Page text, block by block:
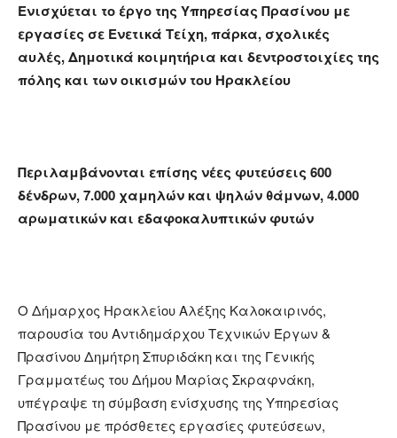
Ενισχύεται το έργο της Υπηρεσίας Πρασίνου με
εργασίες σε Ενετικά Τείχη, πάρκα, σχολικές
αυλές, Δημοτικά κοιμητήρια και δεντροστοιχίες της
πόλης και των οικισμών του Ηρακλείου
Περιλαμβάνονται επίσης νέες φυτεύσεις 600
δένδρων, 7.000 χαμηλών και ψηλών θάμνων, 4.000
αρωματικών και εδαφοκαλυπτικών φυτών
Ο Δήμαρχος Ηρακλείου Αλέξης Καλοκαιρινός,
παρουσία του Αντιδημάρχου Τεχνικών Έργων &
Πρασίνου Δημήτρη Σπυριδάκη και της Γενικής
Γραμματέως του Δήμου Μαρίας Σκραφνάκη,
υπέγραψε τη σύμβαση ενίσχυσης της Υπηρεσίας
Πρασίνου με πρόσθετες εργασίες φυτεύσεων,